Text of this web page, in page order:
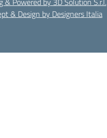
& Design by Designers Italia